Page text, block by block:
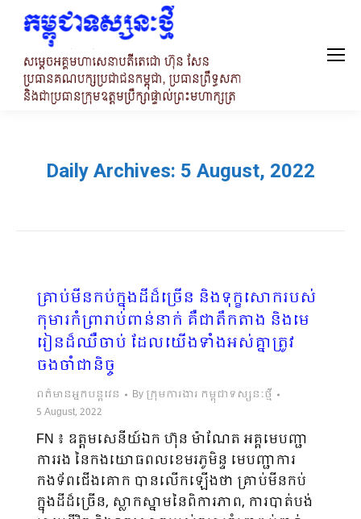
Daily Archives: 5 August, 2022
គ្រាប់មីនកប់ក្នុងដីដ៏ច្រើន និងទុក្ខសោករបស់
កុមារកំព្រារាប់ពាន់នាក់ គឺជាតឹកតាង និងមេ
រៀនដ៏ឈឺចាប់ ដែលយើងទាំងអស់គ្នាត្រូវ
ចងចាំជានិច្ច
ពត៌មានអ្នកបន្តវេន By ក្រុមការងារ កម្ពុជាទស្សនៈថ្មី
5 August, 2022
FN ៖ ឧត្តមសេនីយ៍ឯក ហ៊ុន ម៉ាណែត អគ្គមេបញ្ជា
ការរង នៃកងយោធពលខេមរភូមិន្ទ មេបញ្ជាការ
កងទ័ពជើងគោក បានលើកឡើងថា គ្រាប់មីនកប់
ក្នុងដីដ៏ច្រើន, ស្លាកស្នាមនៃពិការភាព, ការបាត់បង់